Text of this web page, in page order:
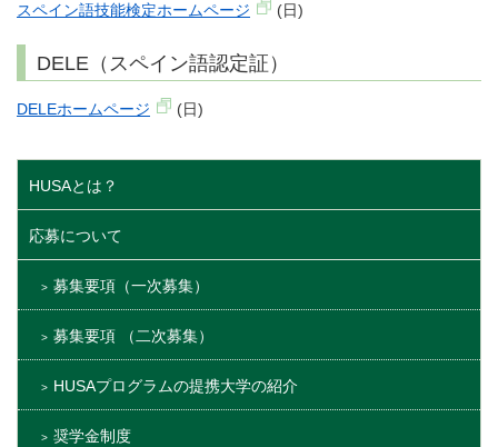
スペイン語技能検定ホームページ (日)
DELE（スペイン語認定証）
DELEホームページ (日)
HUSAとは？
応募について
募集要項（一次募集）
募集要項 （二次募集）
HUSAプログラムの提携大学の紹介
奨学金制度